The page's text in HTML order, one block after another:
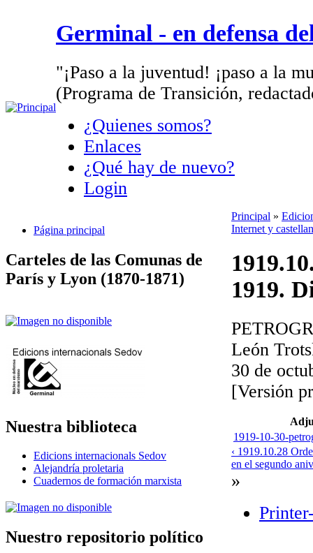
Germinal - en defensa
"¡Paso a la juventud! ¡paso a la
(Programa de Transición,
¿Quienes somos?
Enlaces
¿Qué hay de nuevo?
Login
Página principal
Carteles de las Comunas de
París y Lyon (1870-1871)
Nuestra biblioteca
Edicions internacionals Sedov
Alejandría proletaria
Cuadernos de formación marxista
Nuestro repositorio político
Principal »
Internet y
1919.
León
30 de
[Versión
1919-10-30-
‹ 1919.10.28
en el segundo
»